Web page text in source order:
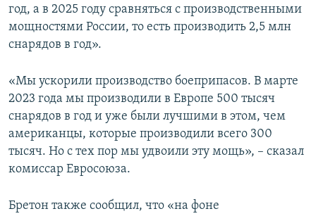
год, а в 2025 году сравняться с производственными
мощностями России, то есть производить 2,5 млн
снарядов в год».
«Мы ускорили производство боеприпасов. В марте
2023 года мы производили в Европе 500 тысяч
снарядов в год и уже были лучшими в этом, чем
американцы, которые производили всего 300
тысяч. Но с тех пор мы удвоили эту мощь», – сказал
комиссар Евросоюза.
Бретон также сообщил, что «на фоне